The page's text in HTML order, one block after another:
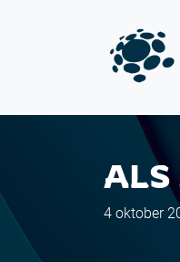
ALS
4 oktober